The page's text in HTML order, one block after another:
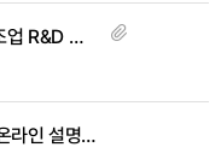
POSTECH(포항공과대학교) Apple 제조업 R&D 지원센터 공정 엔지니어(Process Engineer) 채용 공고(수정)
2026-27학년도 상반기 포스텍 대학원 온라인 설명회 실시